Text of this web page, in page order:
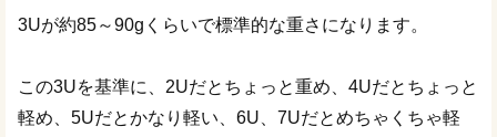
3Uが約85～90gくらいで標準的な重さになります。
この3Uを基準に、2Uだとちょっと重め、4Uだとちょっと
軽め、5Uだとかなり軽い、6U、7Uだとめちゃくちゃ軽